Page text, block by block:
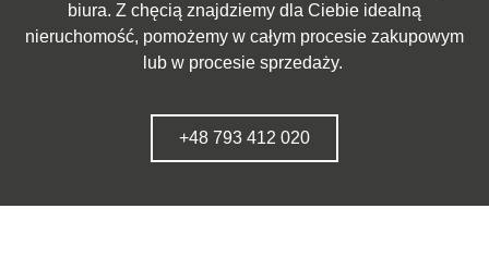
biura. Z chęcią znajdziemy dla Ciebie idealną
nieruchomość, pomożemy w całym procesie zakupowym
lub w procesie sprzedaży.
+48 793 412 020